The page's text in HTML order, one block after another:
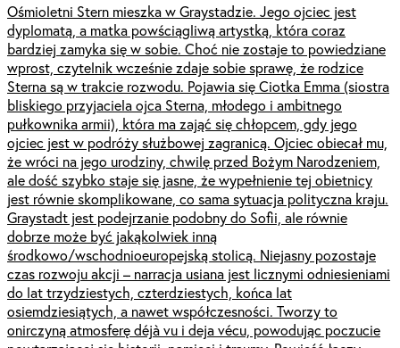
Ośmioletni Stern mieszka w Graystadzie. Jego ojciec jest
dyplomatą, a matka powściągliwą artystką, która coraz
bardziej zamyka się w sobie. Choć nie zostaje to powiedziane
wprost, czytelnik wcześnie zdaje sobie sprawę, że rodzice
Sterna są w trakcie rozwodu. Pojawia się Ciotka Emma (siostra
bliskiego przyjaciela ojca Sterna, młodego i ambitnego
pułkownika armii), która ma zająć się chłopcem, gdy jego
ojciec jest w podróży służbowej zagranicą. Ojciec obiecał mu,
że wróci na jego urodziny, chwilę przed Bożym Narodzeniem,
ale dość szybko staje się jasne, że wypełnienie tej obietnicy
jest równie skomplikowane, co sama sytuacja polityczna kraju.
Graystadt jest podejrzanie podobny do Sofii, ale równie
dobrze może być jakąkolwiek inną
środkowo/wschodnioeuropejską stolicą. Niejasny pozostaje
czas rozwoju akcji – narracja usiana jest licznymi odniesieniami
do lat trzydziestych, czterdziestych, końca lat
osiemdziesiątych, a nawet współczesności. Tworzy to
onirczyną atmosferę déjà vu i deja vécu, powodując poczucie